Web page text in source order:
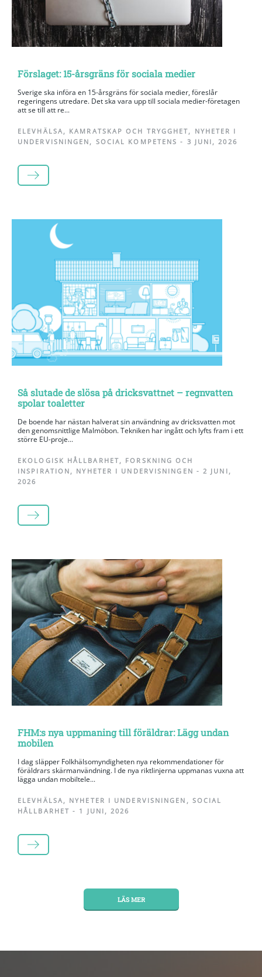
Förslaget: 15-årsgräns för sociala medier
Sverige ska införa en 15-årsgräns för sociala medier, föreslår
regeringens utredare. Det ska vara upp till sociala medier-företagen
att se till att re...
ELEVHÄLSA , KAMRATSKAP OCH TRYGGHET, NYHETER I
UNDERVISNINGEN , SOCIAL KOMPETENS - 3 JUNI, 2026
LÄS MER
Så slutade de slösa på dricksvattnet – regnvatten
spolar toaletter
De boende har nästan halverat sin användning av dricksvatten mot
den genomsnittlige Malmöbon. Tekniken har ingått och lyfts fram i ett
större EU-proje...
EKOLOGISK HÅLLBARHET, FORSKNING OCH
INSPIRATION , NYHETER I UNDERVISNINGEN - 2 JUNI,
2026
LÄS MER
FHM:s nya uppmaning till föräldrar: Lägg undan
mobilen
I dag släpper Folkhälsomyndigheten nya rekommendationer för
föräldrars skärmanvändning. I de nya riktlinjerna uppmanas vuxna att
lägga undan mobiltele...
ELEVHÄLSA , NYHETER I UNDERVISNINGEN , SOCIAL
HÅLLBARHET - 1 JUNI, 2026
LÄS MER
LÄS MER